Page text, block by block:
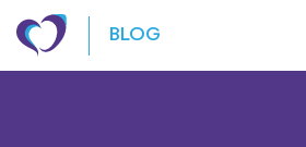
Skip to content
BLOG